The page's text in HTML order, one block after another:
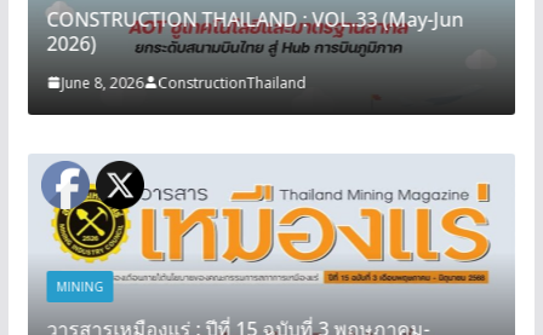
CONSTRUCTION THAILAND : VOL.33 (May-Jun
2026)
June 8, 2026 ConstructionThailand
MINING
วารสารเหมืองแร่ : ปีที่ 15 ฉบับที่ 3 พฤษภาคม-